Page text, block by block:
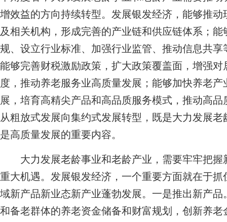
增效益的方向持续转型。发展银发经济，能够推
及相关机构，形成完善的产业链和供应链体系；
规、设立行业标准、加强行业监管、推动信息共
能够完善财税激励政策，扩大政策覆盖面，增强
度，推动养老服务业高质量发展；能够加快养老
展，培育高精尖产品和高品质服务模式，推动高
从粗放式发展向集约式发展转型，既是大力发展
是高质量发展的重要内容。
大力发展老龄事业和老龄产业，需要牢牢把握
重大机遇。发展银发经济，一个重要方面就在于
域新产品新业态新产业蓬勃发展。一是推出新产
和备老群体的养老资金储备和财富规划，创新养